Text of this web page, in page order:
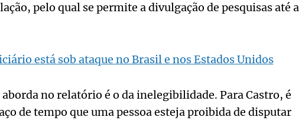
pelo qual se permite a divulgação de pesquisas até a
está sob ataque no Brasil e nos Estados Unidos
no relatório é o da inelegibilidade. Para Castro, é
de tempo que uma pessoa esteja proibida de disputar